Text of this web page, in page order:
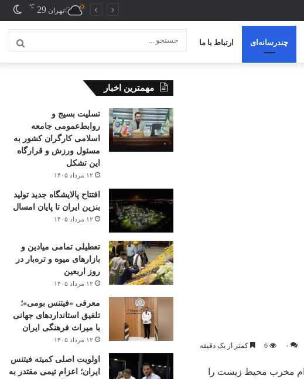
تهران 29
℃
چندرسانه‌ای ارتباط با ما
۰ 6 کمتر از یک دقیقه
مخرب محیط زیست را
مهمترین اخبار
تسلیت بسیج و
روابط‌عمومی جامعه
اسلامی کارگران کشور به
مسئول ورزش و قرارگاه
این تشکل
۱۲ مرداد ۱۴۰۵
افتتاح ‌پالایشگاه جدید تولید
بنزین ایران تا پایان امسال
۱۲ مرداد ۱۴۰۵
تعطیلی تمامی میادین و
بازارهای میوه و تره‌بار در
روز اربعین
۱۲ مرداد ۱۴۰۵
معرفی «فیتنس بومی»؛
تلفیق استانداردهای جهانی
با میراث فرهنگی ایران
۱۲ مرداد ۱۴۰۵
اولویت اصلی کمیته فیتنس
ایران؛ اعزام تیمی مقتدر به